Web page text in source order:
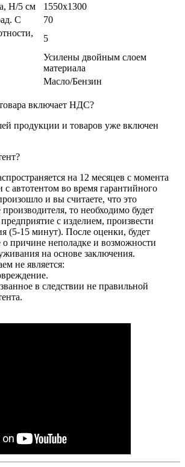
Н/5 см
1550х1300
С
70
5
Усилены двойным слоем
материала
Масло/Бензин
включает НДС?
продукции и товаров уже включен
на 12 месяцев с момента
с автотентом во время гарантийного
и вы считаете, что это
то необходимо будет
с изделием, произвести
(5-15 минут). После оценки, будет
причине неполадке и возможности
на основе заключения.
не является:
в следствии не правильной